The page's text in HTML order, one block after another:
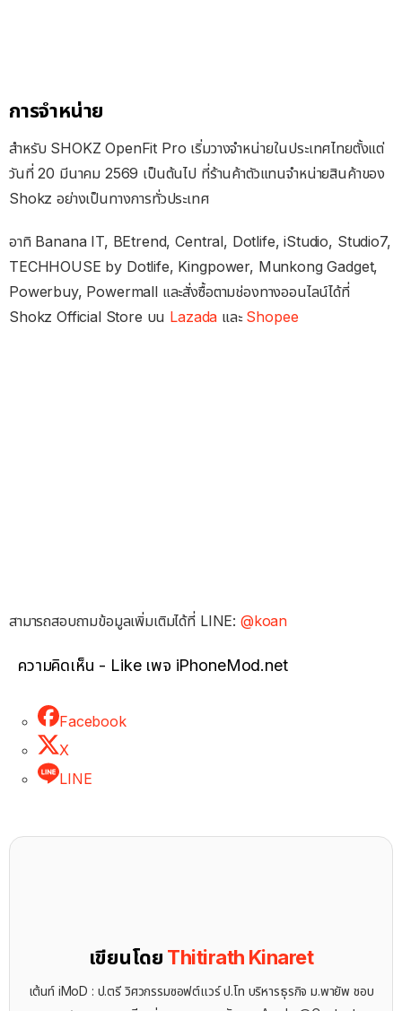
การจำหน่าย
สำหรับ SHOKZ OpenFit Pro เริ่มวางจำหน่ายในประเทศไทยตั้งแต่
วันที่ 20 มีนาคม 2569 เป็นต้นไป ที่ร้านค้าตัวแทนจำหน่ายสินค้าของ
Shokz อย่างเป็นทางการทั่วประเทศ
อาทิ Banana IT, BEtrend, Central, Dotlife, iStudio, Studio7,
TECHHOUSE by Dotlife, Kingpower, Munkong Gadget,
Powerbuy, Powermall และสั่งซื้อตามช่องทางออนไลน์ได้ที่
Shokz Official Store บน Lazada และ Shopee
สามารถสอบถามข้อมูลเพิ่มเติมได้ที่ LINE: @koan
ความคิดเห็น - Like เพจ iPhoneMod.net
Facebook
X
LINE
เขียนโดย Thitirath Kinaret
เต้นท์ iMoD : ป.ตรี วิศวกรรมซอฟต์แวร์ ป.โท บริหารธุรกิจ ม.พายัพ ชอบ